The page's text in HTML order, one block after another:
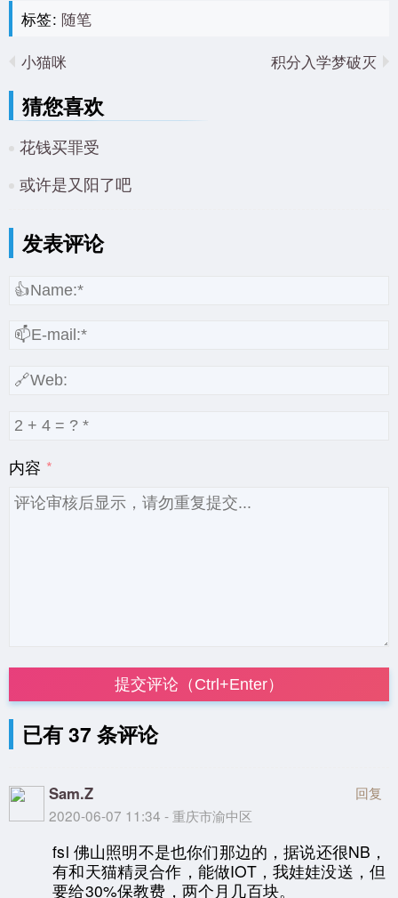
标签: 随笔
小猫咪
积分入学梦破灭
猜您喜欢
花钱买罪受
或许是又阳了吧
发表评论
内容
提交评论（Ctrl+Enter）
已有 37 条评论
Sam.Z
2020-06-07 11:34 - 重庆市渝中区
回复
fsl 佛山照明不是也你们那边的，据说还很NB，
有和天猫精灵合作，能做IOT，我娃娃没送，但
要给30%保教费，两个月几百块。